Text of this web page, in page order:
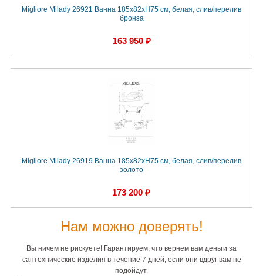
Migliore Milady 26921 Ванна 185x82хH75 см, белая, слив/перелив
бронза
163 950 ₽
Migliore Milady 26919 Ванна 185x82xH75 см, белая, слив/перелив
золото
173 200 ₽
Нам можно доверять!
Вы ничем не рискуете! Гарантируем, что вернем вам деньги за
сантехнические изделия в течение 7 дней, если они вдруг вам не
подойдут.